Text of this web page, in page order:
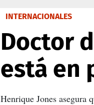
INTERNACIONALES
Doctor
está en
Henrique Jones asegura